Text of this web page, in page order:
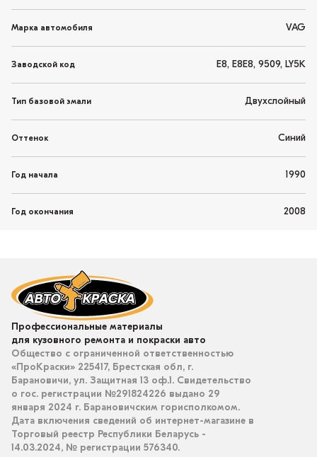
Марка автомобиля VAG
Заводской код E8, E8E8, 9509, LY5K
Тип базовой эмали Двухслойный
Оттенок Синий
Год начала 1990
Год окончания 2008
Профессиональные материалы
для кузовного ремонта и покраски авто
Общество с ограниченной ответственностью
«ПроКраски» 225417, Брестская обл, г.
Барановичи, ул. Защитная 13 оф.1. Свидетельство
о гос. регистрации №291824226 выдано 29
января 2024 г. Барановичским горисполкомом.
Дата включения сведений об интернет-магазине в
Торговый реестр Республики Беларусь -
14.03.2024, № регистрации 576340.